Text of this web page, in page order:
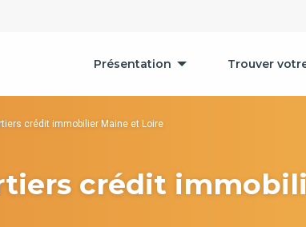
Présentation Trouver
crédit immobilier Maine et Loire
crédit